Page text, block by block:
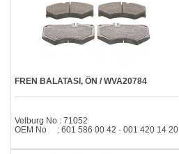
FREN BALATASI, ÖN / WVA20784
Velburg No : 71052
OEM No : 601 586 00 42 - 001 420 14 20